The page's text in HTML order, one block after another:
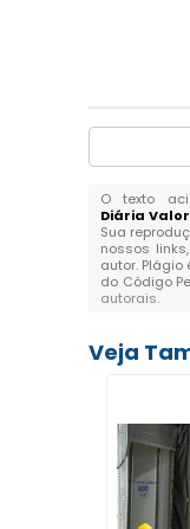
O texto
Diária
Sua
nossos
autor. Plágio
do Código
autorais.
Veja